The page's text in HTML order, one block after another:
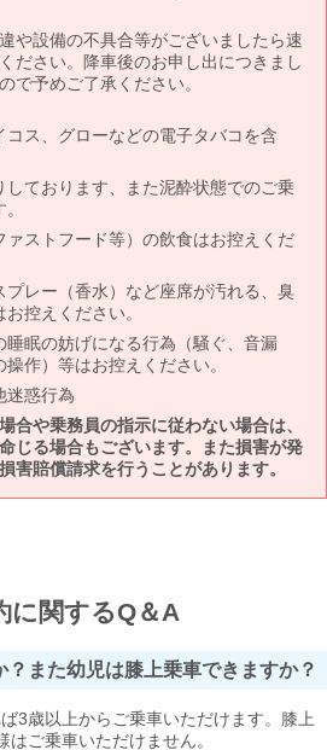
や設備の不具合等がございましたら速
ださい。降車後のお申し出につきまし
で予めご了承ください。
ス、グローなどの電子タバコを含
しております、また泥酔状態でのご乗
ァストフード等）の飲食はお控えくだ
レー（香水）など座席が汚れる、臭
控えください。
睡眠の妨げになる行為（騒ぐ、音漏
作）等はお控えください。
迷惑行為
合や乗務員の指示に従わない場合は、
じる場合もございます。また損害が発
害賠償請求を行うことがあります。
に関するQ＆A
また幼児は膝上乗車できますか？
3歳以上からご乗車いただけます。膝上
ご乗車いただけません。